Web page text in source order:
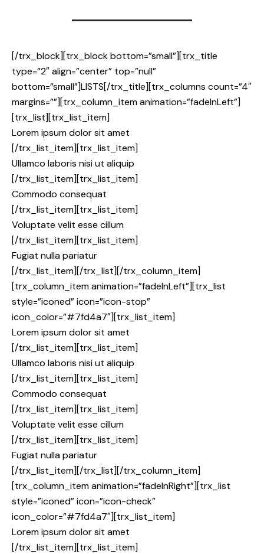
[/trx_block][trx_block bottom=”small”][trx_title
type=”2″ align=”center” top=”null”
bottom=”small”]LISTS[/trx_title][trx_columns count=”4″
margins=””][trx_column_item animation=”fadeInLeft”]
[trx_list][trx_list_item]
Lorem ipsum dolor sit amet
[/trx_list_item][trx_list_item]
Ullamco laboris nisi ut aliquip
[/trx_list_item][trx_list_item]
Commodo consequat
[/trx_list_item][trx_list_item]
Voluptate velit esse cillum
[/trx_list_item][trx_list_item]
Fugiat nulla pariatur
[/trx_list_item][/trx_list][/trx_column_item]
[trx_column_item animation=”fadeInLeft”][trx_list
style=”iconed” icon=”icon-stop”
icon_color=”#7fd4a7″][trx_list_item]
Lorem ipsum dolor sit amet
[/trx_list_item][trx_list_item]
Ullamco laboris nisi ut aliquip
[/trx_list_item][trx_list_item]
Commodo consequat
[/trx_list_item][trx_list_item]
Voluptate velit esse cillum
[/trx_list_item][trx_list_item]
Fugiat nulla pariatur
[/trx_list_item][/trx_list][/trx_column_item]
[trx_column_item animation=”fadeInRight”][trx_list
style=”iconed” icon=”icon-check”
icon_color=”#7fd4a7″][trx_list_item]
Lorem ipsum dolor sit amet
[/trx_list_item][trx_list_item]